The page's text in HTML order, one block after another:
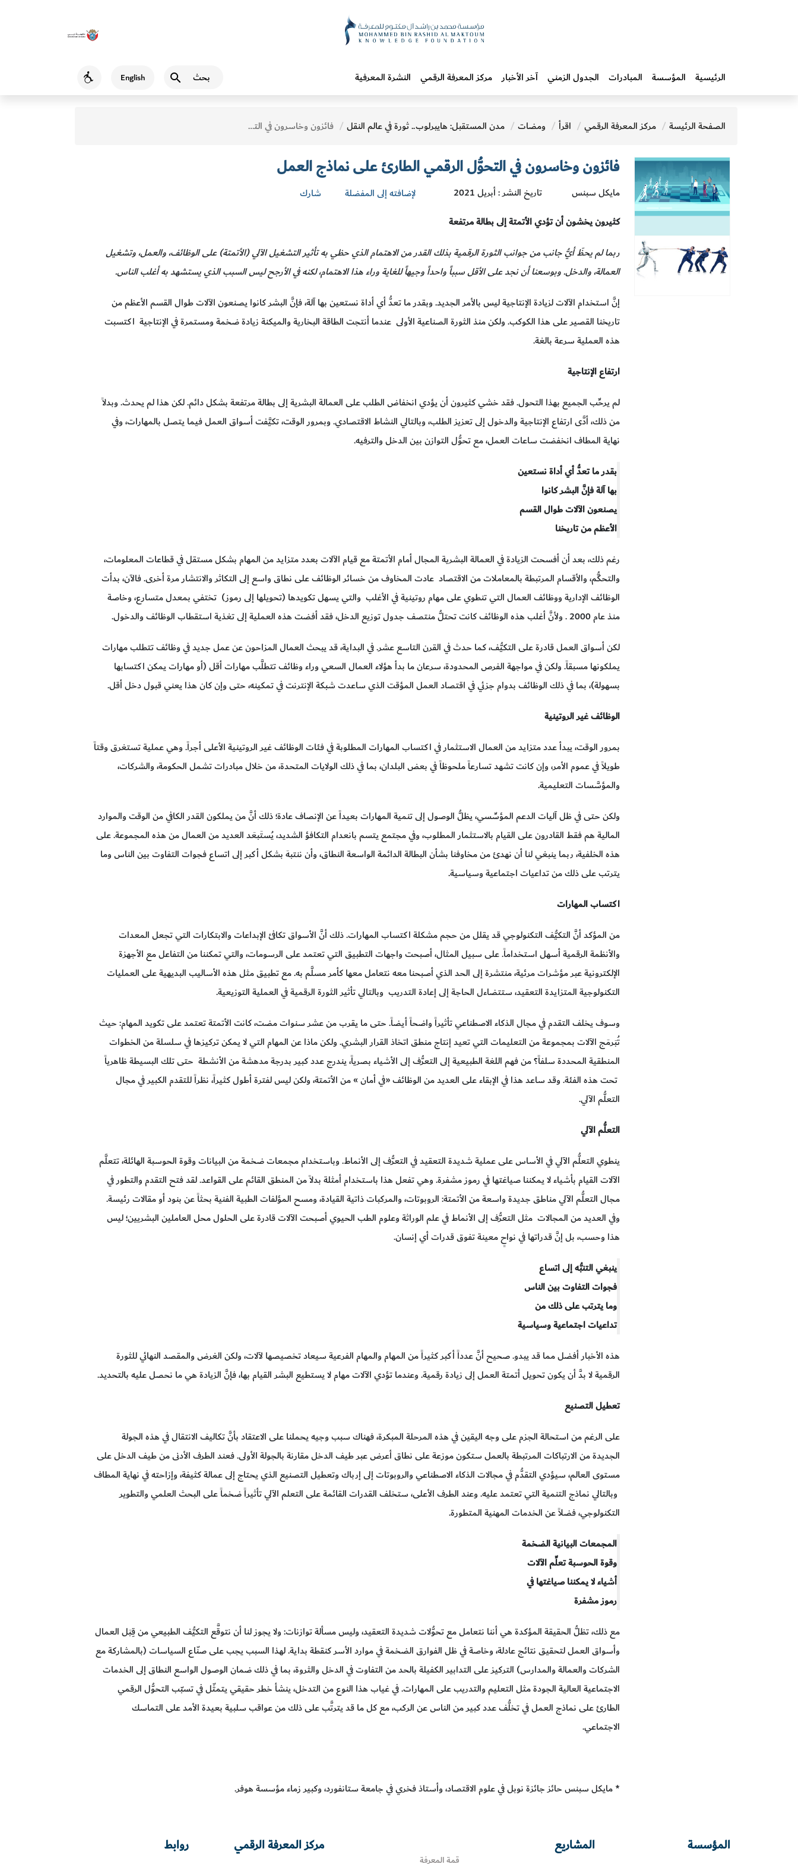
English
Accessibility الرئيسية المؤسسة المبادرات‎ الجدول الزمني آخر الأخبار مركز المعرفة الرقمي النشرة المعرفية
الصفحة الرئيسة مركز المعرفة الرقمي اقرأ ومضات مدن المستقبل: هايبرلوب.. ثورة في عالم النقل فائزون وخاسرون في التحوُّل الرقمي الطارئ على نماذج العمل
فائزون وخاسرون في التحوُّل الرقمي الطارئ على نماذج العمل
مايكل سبنس تاريخ النشر : أبريل 2021 لإضافته إلى المفضلة
شارك
كثيرون يخشون أن تؤدي الأتمتة إلى بطالة مرتفعة
ربما لم يحظَ أيُّ جانب من جوانب الثورة الرقمية بذلك القدر من الاهتمام الذي حظي به تأثير التشغيل الآلي (الأتمتة) على الوظائف، والعمل، وتشغيل
العمالة، والدخل. وبوسعنا أن نجد على الأقل سبباً واحداً وجيهاً للغاية وراء هذا الاهتمام، لكنه في الأرجح ليس السبب الذي يستشهد به أغلب الناس.
إنَّ استخدام الآلات لزيادة الإنتاجية ليس بالأمر الجديد. وبقدر ما تعدُّ أي أداة نستعين بها آلة، فإنَّ البشر كانوا يصنعون الآلات طوال القسم الأعظم من
تاريخنا القصير على هذا الكوكب. ولكن منذ الثورة الصناعية الأولى عندما أنتجت الطاقة البخارية والميكنة زيادة ضخمة ومستمرة في الإنتاجية اكتسبت
هذه العملية سرعة بالغة.
ارتفاع الإنتاجية
لم يرحِّب الجميع بهذا التحول. فقد خشي كثيرون أن يؤدي انخفاض الطلب على العمالة البشرية إلى بطالة مرتفعة بشكل دائم. لكن هذا لم يحدث. وبدلاً
من ذلك، أدَّى ارتفاع الإنتاجية والدخول إلى تعزيز الطلب، وبالتالي النشاط الاقتصادي. وبمرور الوقت، تكيَّفت أسواق العمل فيما يتصل بالمهارات، وفي
نهاية المطاف انخفضت ساعات العمل، مع تحوُّل التوازن بين الدخل والترفيه.
بقدر ما تعدُّ أي أداة نستعين
بها آلة فإنَّ البشر كانوا
يصنعون الآلات طوال القسم
الأعظم من تاريخنا
رغم ذلك، بعد أن أفسحت الزيادة في العمالة البشرية المجال أمام الأتمتة مع قيام الآلات بعدد متزايد من المهام بشكل مستقل في قطاعات المعلومات،
والتحكُّم، والأقسام المرتبطة بالمعاملات من الاقتصاد عادت المخاوف من خسائر الوظائف على نطاق واسع إلى التكاثر والانتشار مرة أخرى. فالآن، بدأت
الوظائف الإدارية ووظائف العمال التي تنطوي على مهام روتينية في الأغلب والتي يسهل تكويدها (تحويلها إلى رموز) تختفي بمعدل متسارع، وخاصة
منذ عام 2000 . ولأنَّ أغلب هذه الوظائف كانت تحتلُّ منتصف جدول توزيع الدخل، فقد أفضت هذه العملية إلى تغذية استقطاب الوظائف والدخول.
لكن أسواق العمل قادرة على التكيُّف، كما حدث في القرن التاسع عشر. في البداية، قد يبحث العمال المزاحون عن عمل جديد في وظائف تتطلب مهارات
يملكونها مسبقاً. ولكن في مواجهة الفرص المحدودة، سرعان ما بدأ هؤلاء العمال السعي وراء وظائف تتطلَّب مهارات أقل (أو مهارات يمكن اكتسابها
بسهولة)، بما في ذلك الوظائف بدوام جزئي في اقتصاد العمل المؤقت الذي ساعدت شبكة الإنترنت في تمكينه، حتى وإن كان هذا يعني قبول دخل أقل.
الوظائف غير الروتينية
بمرور الوقت، يبدأ عدد متزايد من العمال الاستثمار في اكتساب المهارات المطلوبة في فئات الوظائف غير الروتينية الأعلى أجراً. وهي عملية تستغرق وقتاً
طويلاً في عموم الأمر، وإن كانت تشهد تسارعاً ملحوظاً في بعض البلدان، بما في ذلك الولايات المتحدة، من خلال مبادرات تشمل الحكومة، والشركات،
والمؤسَّسات التعليمية.
ولكن حتى في ظل آليات الدعم المؤسِّسي، يظلُّ الوصول إلى تنمية المهارات بعيداً عن الإنصاف عادة؛ ذلك أنَّ من يملكون القدر الكافي من الوقت والموارد
المالية هم فقط القادرون على القيام بالاستثمار المطلوب، وفي مجتمع يتسم بانعدام التكافؤ الشديد، يُستَبعَد العديد من العمال من هذه المجموعة. على
هذه الخلفية، ربما ينبغي لنا أن نهدئ من مخاوفنا بشأن البطالة الدائمة الواسعة النطاق، وأن ننتبهَ بشكل أكبر إلى اتساع فجوات التفاوت بين الناس وما
يترتب على ذلك من تداعيات اجتماعية وسياسية.
اكتساب المهارات
من المؤكد أنَّ التكيُّف التكنولوجي قد يقلل من حجم مشكلة اكتساب المهارات. ذلك أنَّ الأسواق تكافئ الإبداعات والابتكارات التي تجعل المعدات
والأنظمة الرقمية أسهل استخداماً. على سبيل المثال، أصبحت واجهات التطبيق التي تعتمد على الرسومات، والتي تمكننا من التفاعل مع الأجهزة
الإلكترونية عبر مؤشرات مرئية، منتشرة إلى الحد الذي أصبحنا معه نتعامل معها كأمر مسلَّم به. مع تطبيق مثل هذه الأساليب البديهية على العمليات
التكنولوجية المتزايدة التعقيد، ستتضاءل الحاجة إلى إعادة التدريب وبالتالي تأثير الثورة الرقمية في العملية التوزيعية.
وسوف يخلف التقدم في مجال الذكاء الاصطناعي تأثيراً واضحاً أيضاً. حتى ما يقرب من عشر سنوات مضت، كانت الأتمتة تعتمد على تكويد المهام: حيث
تُبَرمَج الآلات بمجموعة من التعليمات التي تعيد إنتاج منطق اتخاذ القرار البشري. ولكن ماذا عن المهام التي لا يمكن تركيزها في سلسلة من الخطوات
المنطقية المحددة سلفاً؟ من فهم اللغة الطبيعية إلى التعرُّف إلى الأشياء بصرياً، يندرج عدد كبير بدرجة مدهشة من الأنشطة حتى تلك البسيطة ظاهرياً
تحت هذه الفئة. وقد ساعد هذا في الإبقاء على العديد من الوظائف «في أمان » من الأتمتة، ولكن ليس لفترة أطول كثيراً، نظراً للتقدم الكبير في مجال
التعلُّم الآلي.
التعلُّم الآلي
ينطوي التعلُّم الآلي في الأساس على عملية شديدة التعقيد في التعرُّف إلى الأنماط. وباستخدام مجمعات ضخمة من البيانات وقوة الحوسبة الهائلة، تتعلَّم
الآلات القيام بأشياء لا يمكننا صياغتها في رموز مشفرة. وهي تفعل هذا باستخدام أمثلة بدلاً من المنطق القائم على القواعد. لقد فتح التقدم والتطور في
مجال التعلُّم الآلي مناطق جديدة واسعة من الأتمتة: الروبوتات، والمركبات ذاتية القيادة، ومسح المؤلفات الطبية الفنية بحثاً عن بنود أو مقالات رئيسة.
وفي العديد من المجالات مثل التعرُّف إلى الأنماط في علم الوراثة وعلوم الطب الحيوي أصبحت الآلات قادرة على الحلول محل العاملين البشريين؛ ليس
هذا وحسب، بل إنَّ قدراتها في نواحٍ معينة تفوق قدرات أي إنسان.
ينبغي التنبُّه إلى اتساع
فجوات التفاوت بين الناس
وما يترتب على ذلك من
تداعيات اجتماعية وسياسية
هذه الأخبار أفضل مما قد يبدو. صحيح أنَّ عدداً أكبر كثيراً من المهام والمهام الفرعية سيعاد تخصيصها لآلات، ولكن الغرض والمقصد النهائي للثورة
الرقمية لا بدَّ أن يكون تحويل أتمتة العمل إلى زيادة رقمية. وعندما تؤدي الآلات مهام لا يستطيع البشر القيام بها، فإنَّ الزيادة هي ما نحصل عليه بالتحديد.
تعطيل التصنيع
على الرغم من استحالة الجزم على وجه اليقين في هذه المرحلة المبكرة، فهناك سبب وجيه يحملنا على الاعتقاد بأنَّ تكاليف الانتقال في هذه الجولة
الجديدة من الارتباكات المرتبطة بالعمل ستكون موزعة على نطاق أعرض عبر طيف الدخل مقارنة بالجولة الأولى. فعند الطرف الأدنى من طيف الدخل على
مستوى العالم، سيؤدي التقدُّم في مجالات الذكاء الاصطناعي والروبوتات إلى إرباك وتعطيل التصنيع الذي يحتاج إلى عمالة كثيفة، وإزاحته في نهاية المطاف
وبالتالي نماذج التنمية التي تعتمد عليه. وعند الطرف الأعلى، ستخلف القدرات القائمة على التعلم الآلي تأثيراً ضخماً على البحث العلمي والتطوير
التكنولوجي، فضلاً عن الخدمات المهنية المتطورة.
المجمعات البيانية الضخمة
وقوة الحوسبة تعلِّم الآلات
أشياء لا يمكننا صياغتها في
رموز مشفرة
مع ذلك، تظلُّ الحقيقة المؤكدة هي أننا نتعامل مع تحوُّلات شديدة التعقيد، وليس مسألة توازنات: ولا يجوز لنا أن نتوقَّع التكيُّف الطبيعي من قِبَل العمال
وأسواق العمل لتحقيق نتائج عادلة، وخاصة في ظل الفوارق الضخمة في موارد الأسر كنقطة بداية. لهذا السبب يجب على صنّاع السياسات (بالمشاركة مع
الشركات والعمالة والمدارس) التركيز على التدابير الكفيلة بالحد من التفاوت في الدخل والثروة، بما في ذلك ضمان الوصول الواسع النطاق إلى الخدمات
الاجتماعية العالية الجودة مثل التعليم والتدريب على المهارات. في غياب هذا النوع من التدخل، ينشأ خطر حقيقي يتمثّل في تسبّب التحوُّل الرقمي
الطارئ على نماذج العمل في تخلُّف عدد كبير من الناس عن الركب، مع كل ما قد يترتَّب على ذلك من عواقب سلبية بعيدة الأمد على التماسك
الاجتماعي.
* مايكل سبنس حائز جائزة نوبل في علوم الاقتصاد، وأستاذ فخري في جامعة ستانفورد، وكبير زماء مؤسسة هوفر.
المؤسسة المشاريع
قمة المعرفة
مركز المعرفة الرقمي روابط